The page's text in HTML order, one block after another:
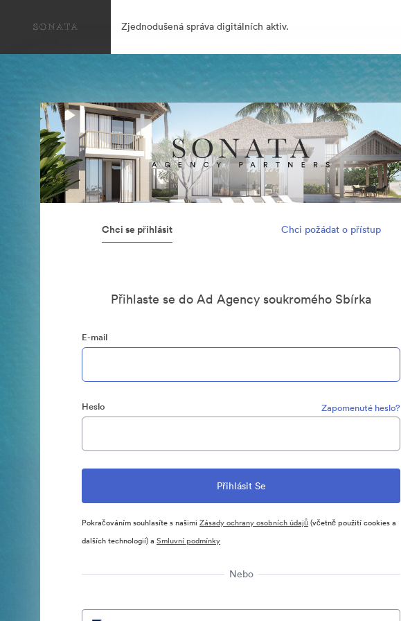
Zjednodušená správa digitálních aktiv.
Chci se přihlásit Chci požádat o přístup
Přihlaste se do Ad Agency soukromého Sbírka
E-mail
Heslo Zapomenuté heslo?
Pokračováním souhlasíte s našimiZásady ochrany osobních údajů(včetně použití cookies a
dalších technologií) aSmluvní podmínky
Nebo